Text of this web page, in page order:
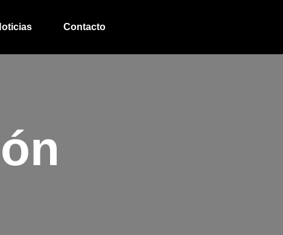
Contacto